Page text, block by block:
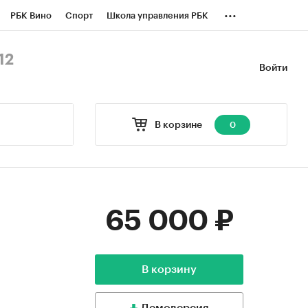
РБК Вино Спорт Школа управления РБК ...
Войти
В корзине 0
65 000 ₽
В корзину